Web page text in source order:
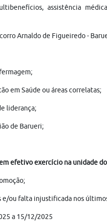
assistência
Arnaldo de Figueiredo -
em Saúde ou áreas correlatas;
liderança;
de Barueri;
efetivo exercício na unidade
e/ou falta injustificada nos
a 15/12/2025